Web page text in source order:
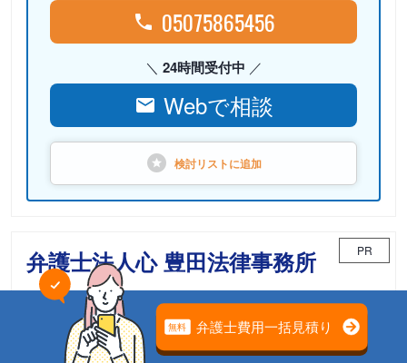
05075865456
24時間受付中
Webで相談
検討リストに追加
弁護士法人心 豊田法律事務所 PR
相続案件のための「相続チーム」が担当
電話相談可能 初回面談無料